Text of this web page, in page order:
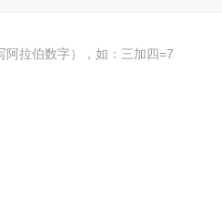
阿拉伯数字），如：三加四=7